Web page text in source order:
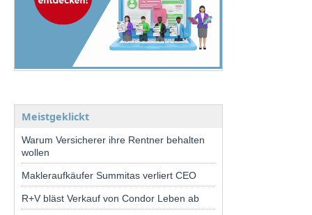
Meistgeklickt
Warum Versicherer ihre Rentner behalten
wollen
Makleraufkäufer Summitas verliert CEO
R+V bläst Verkauf von Condor Leben ab